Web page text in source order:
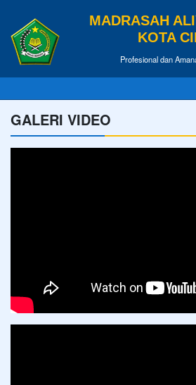
MADRASAH
KOTA
Profesional dan
GALERI VIDEO